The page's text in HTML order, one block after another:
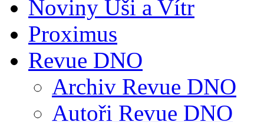
Noviny Uši a Vítr
Proximus
Revue DNO
Archiv Revue DNO
Autoři Revue DNO